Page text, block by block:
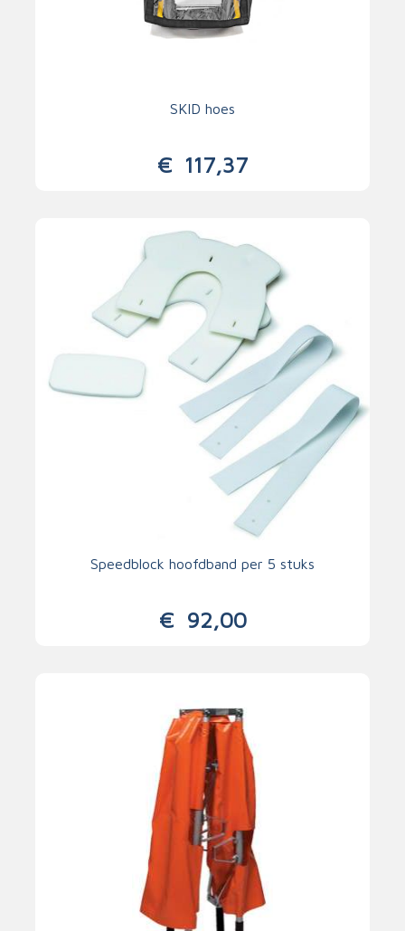
SKID hoes
€ 117,37
Speedblock hoofdband per 5 stuks
€92,00